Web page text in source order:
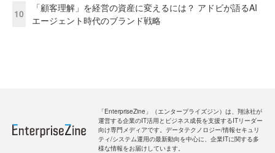
10
「顧客理解」を経営の資産に変えるには？ アドビが語るAI
エージェント時代のブランド戦略
「EnterpriseZine」（エンタープライズジン）は、翔泳社が
運営する企業のIT活用とビジネス成長を支援するITリーダー
向け専門メディアです。データテクノロジー/情報セキュリ
ティ/システム運用の最新動向を中心に、企業ITに関する多
様な情報をお届けしています。